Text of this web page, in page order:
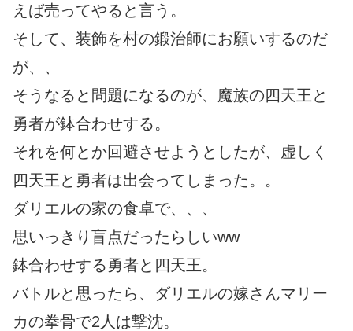
えば売ってやると言う。
そして、装飾を村の鍛治師にお願いするのだ
が、、
そうなると問題になるのが、魔族の四天王と
勇者が鉢合わせする。
それを何とか回避させようとしたが、虚しく
四天王と勇者は出会ってしまった。。
ダリエルの家の食卓で、、、
思いっきり盲点だったらしいww
鉢合わせする勇者と四天王。
バトルと思ったら、ダリエルの嫁さんマリー
カの拳骨で2人は撃沈。